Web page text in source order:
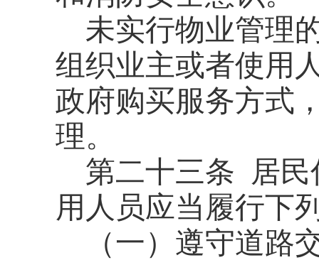
未实行物业管理
组织业主或者使用
政府购买服务方式
理。
第二十三条 居民
用人员应当履行下
（一）遵守道路